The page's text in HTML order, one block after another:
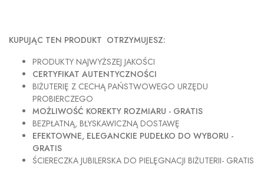
KUPUJĄC TEN PRODUKT OTRZYMUJESZ:
PRODUKTY NAJWYŻSZEJ JAKOŚCI
CERTYFIKAT AUTENTYCZNOŚCI
BIŻUTERIĘ Z CECHĄ PAŃSTWOWEGO URZĘDU
PROBIERCZEGO
MOŻLIWOŚĆ KOREKTY ROZMIARU - GRATIS
BEZPŁATNĄ, BŁYSKAWICZNĄ DOSTAWĘ
EFEKTOWNE, ELEGANCKIE PUDEŁKO DO WYBORU -
GRATIS
ŚCIERECZKA JUBILERSKA DO PIELĘGNACJI BIŻUTERII- GRATIS